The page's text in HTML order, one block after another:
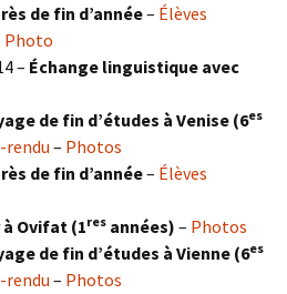
de fin d’année– Élèves
Photo
– Échange linguistique avec
de fin d’études à Venise (6es
– Photos
de fin d’année– Élèves
Ovifat (1res années) – Photos
de fin d’études à Vienne (6es
– Photos